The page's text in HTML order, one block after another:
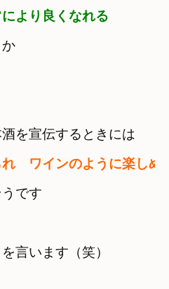
により良くなれる
を宣伝するときには
れ　ワインのように楽しめ
です
言います（笑）